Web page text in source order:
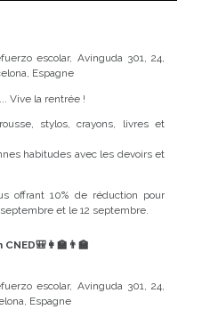
escolar, Avinguda 301, 24,
Espagne
Vive la rentrée !
stylos, crayons, livres et
habitudes avec les devoirs et
offrant 10% de réduction pour
et le 12 septembre.
escolar, Avinguda 301, 24,
Espagne